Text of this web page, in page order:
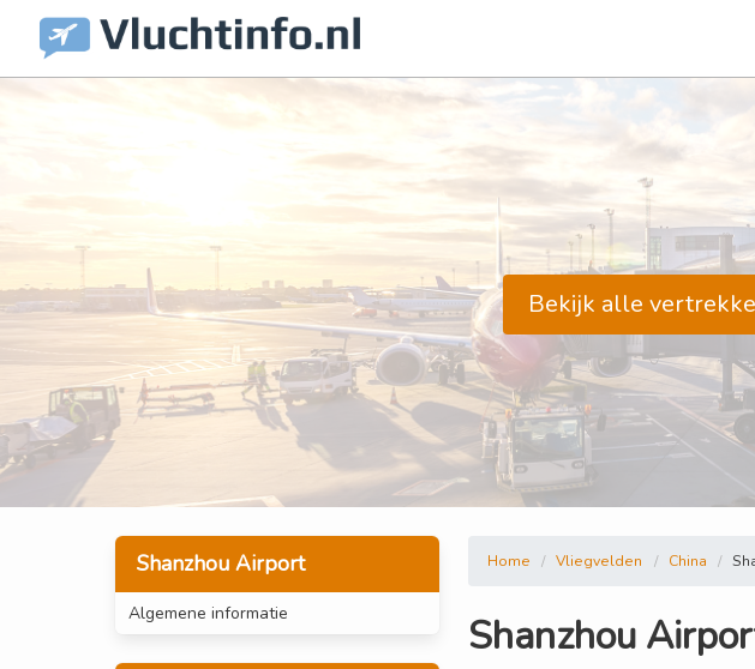
Bekijk alle
Shanzhou Airport
Algemene informatie
Home Vliegvelden China
Shanzhou